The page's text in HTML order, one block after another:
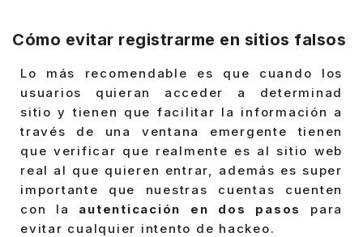
Cómo evitar registrarme en sitios falsos
Lo más recomendable es que cuando los
usuarios quieran acceder a determinad
sitio y tienen que facilitar la información a
través de una ventana emergente tienen
que verificar que realmente es al sitio web
real al que quieren entrar, además es super
importante que nuestras cuentas cuenten
con la autenticación en dos pasos
para
evitar cualquier intento de hackeo.